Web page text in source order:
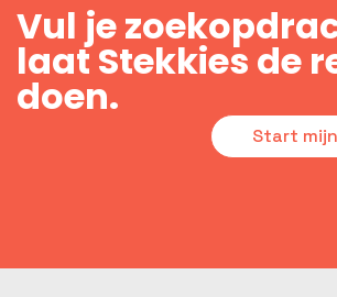
Vul je
laat Stekkies de
doen.
Start